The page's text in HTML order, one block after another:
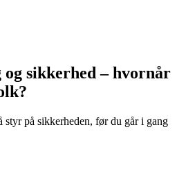
og sikkerhed – hvornår
på sikkerheden, før du går i gang